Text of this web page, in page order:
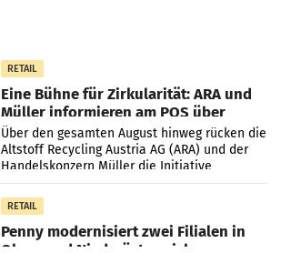
RETAIL
Eine Bühne für Zirkularität: ARA und
Müller informieren am POS über
Kreislauffähigkeit
Über den gesamten August hinweg rücken die
Altstoff Recycling Austria AG (ARA) und der
Handelskonzern Müller die Initiative
„Kreislauf-Helden“ in allen österreichischen
Müller-Filialen
RETAIL
Penny modernisiert zwei Filialen in
Ober- und Niederösterreich